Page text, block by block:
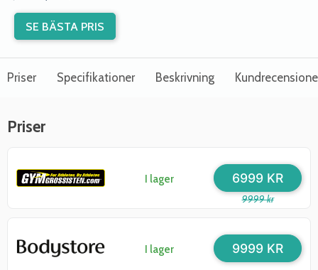
SE BÄSTA PRIS
Priser Specifikationer Beskrivning
Priser
I lager
9999 kr
6999 KR
I lager 9999 KR